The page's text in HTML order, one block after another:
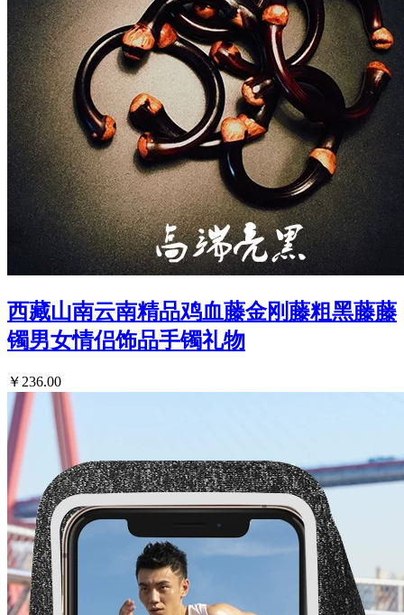
西藏山南云南精品鸡血藤金刚藤粗黑藤藤
镯男女情侣饰品手镯礼物
￥236.00